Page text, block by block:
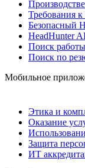
Требования
Безопасный
HeadHunter
Поиск работы
Поиск по
Мобильное
Этика и
Оказание
Защита
ИТ